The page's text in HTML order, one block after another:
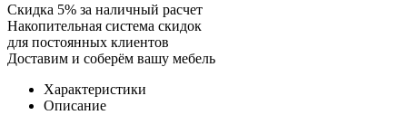
Скидка 5% за наличный расчет
Накопительная система скидок
для постоянных клиентов
Доставим и соберём вашу мебель
Характеристики
Описание